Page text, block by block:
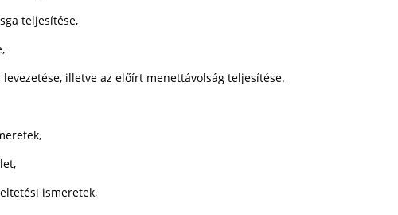
teljesítése,
levezetése, illetve az előírt menettávolság teljesítése.
ismeretek,